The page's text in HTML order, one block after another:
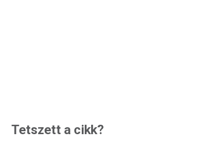
Tetszett a cikk?